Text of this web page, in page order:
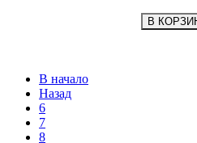
В начало
Назад
6
7
8